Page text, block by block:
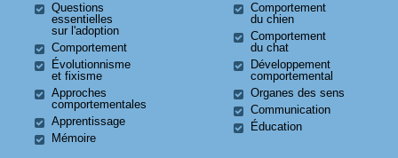
Questions
essentielles
sur l'adoption
Comportement
Évolutionnisme
et fixisme
Approches
comportementales
Apprentissage
Mémoire
Comportement
du chien
Comportement
du chat
Développement
comportemental
Organes des sens
Communication
Éducation